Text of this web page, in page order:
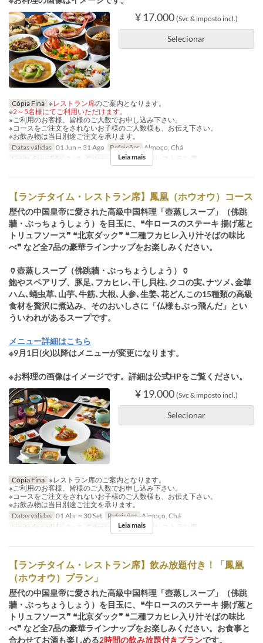
¥ 17.000 (Svc & imposto incl.)
Selecionar
Cópia Fina ※レストラン席のご案内となります。
※2～5名様にてご利用いただけます。
※ご利用のお客様、皆様のご人数でお申し込み下さい。
※コースをご注文をされないお子様のご人数様も、お伝え下さい。
※お飲み物は当日別途ご注文を承ります。
Datas válidas 01 Jun ~ 31 Ago Refeições Almoço, Chá
Limite de pedido
2 ~ 5 Categoria de Assento レストラン席
Leia mais
【ランチタイム・レストラン席】鳳凰（ホウオウ）コース
歴代の中国皇帝に愛された高級中国料理「壺蒸しスープ」（佛跳
牆・ぶっちょうしょう）を目玉に、❝牛ロースのステーキ 揚げ葱と
トリュフソース❞ ❝北京ダック❞ ❝二種フカヒレ入り汁そばの味比
べ❞ など全7品の豪華ラインナップをお楽しみください。
🏺壺蒸しスープ（佛跳牆・ぶっちょうしょう）🏺
鮑やスペアリブ、豚足､フカヒレ､干し貝柱､クコの実､ナツメ､金華
ハム､蛹虫草､山芋､牛筋､大根､人参､生姜､花どんこの15種類の高級
食材を贅沢に煮込み、そのおいしさに「仏様もぶっ飛んだ」とい
ういわれがあるスープです。
メニュー詳細はこちら
※9月1日(火)以降はメニューが変更になります。
※お料理の画像はイメージです。詳細は公式HPをご覧ください。
¥ 19.000 (Svc & imposto incl.)
Selecionar
Cópia Fina ※レストラン席のご案内となります。
※ご利用のお客様、皆様のご人数でお申し込み下さい。
※コースをご注文をされないお子様のご人数様も、お伝え下さい。
※お飲み物は当日別途ご注文を承ります。
Datas válidas 01 Abr ~ 30 Set Refeições Almoço, Chá
Limite de pedido
2 ~ 8 Categoria de Assento レストラン席
Leia mais
【ランチタイム・レストラン席】飲み放題付き！「鳳凰
（ホウオウ）プラン」
歴代の中国皇帝に愛された高級中国料理「壺蒸しスープ」（佛跳
牆・ぶっちょうしょう）を目玉に、❝牛ロースのステーキ 揚げ葱と
トリュフソース❞ ❝北京ダック❞ ❝二種フカヒレ入り汁そばの味比
べ❞ など全7品の豪華ラインナップをお楽しみください。お食事と
合わせてお酒も楽しめる2時間の飲み放題付きプランです。